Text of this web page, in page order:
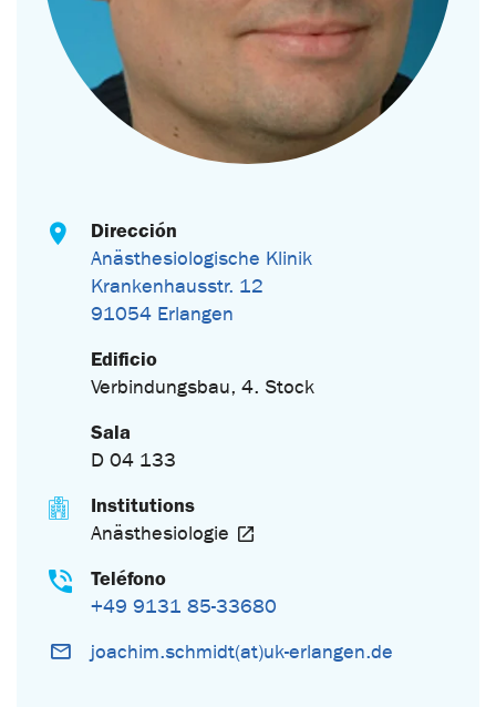
Dirección
Anästhesiologische Klinik
Krankenhausstr. 12
91054 Erlangen
Edificio
Verbindungsbau, 4. Stock
Sala
D 04 133
Institutions
Anästhesiologie
Teléfono
+49 9131 85-33680
joachim.schmidt(at)uk-erlangen.de